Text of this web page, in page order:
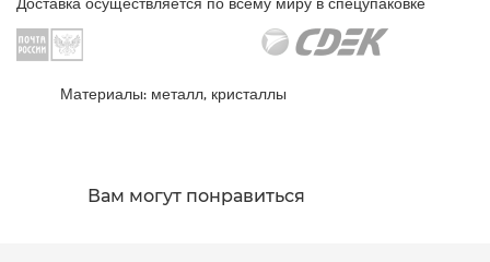
Материалы: металл, кристаллы
Вам могут понравиться